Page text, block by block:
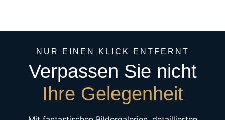
NUR EINEN KLICK ENTFERNT
Verpassen Sie nicht
Ihre Gelegenheit